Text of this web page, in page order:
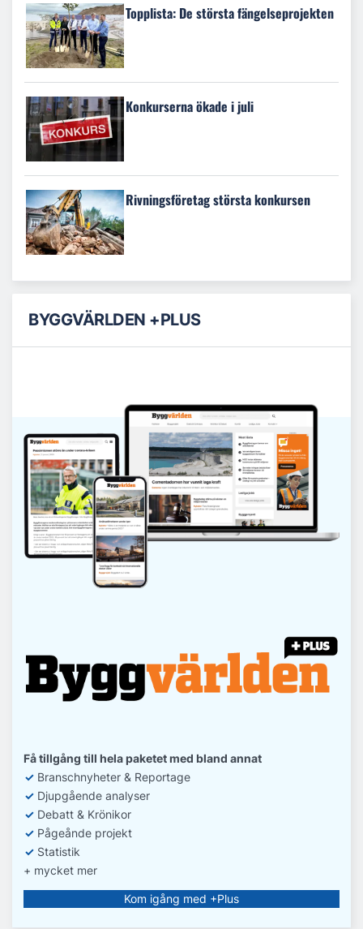
Topplista: De största fängelseprojekten
Konkurserna ökade i juli
Rivningsföretag största konkursen
BYGGVÄRLDEN +PLUS
Få tillgång till hela paketet med bland annat
✓ Branschnyheter & Reportage
✓ Djupgående analyser
✓ Debatt & Krönikor
✓ Pågeånde projekt
✓ Statistik
+ mycket mer
Kom igång med +Plus